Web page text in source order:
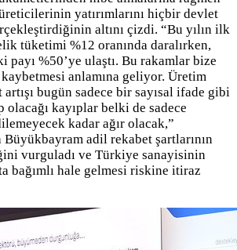
yatırımlarını hiçbir devlet
altını çizdi. “Bu yılın ilk
tüketimi %12 oranında daralırken,
payı %50’ye ulaştı. Bu rakamlar bize
anlamına geliyor. Üretim
bugün sadece bir sayısal ifade gibi
olacağı kayıplar belki de sadece
kadar ağır olacak,”
adil rekabet şartlarının
vurguladı ve Türkiye sanayisinin
bağımlı hale gelmesi riskine itiraz